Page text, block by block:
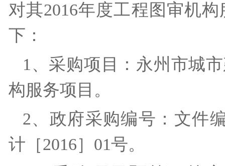
对其2016年度工程图审机
下：
1、采购项目：永州市城
构服务项目。
2、政府采购编号：文件
计［2016］01号。